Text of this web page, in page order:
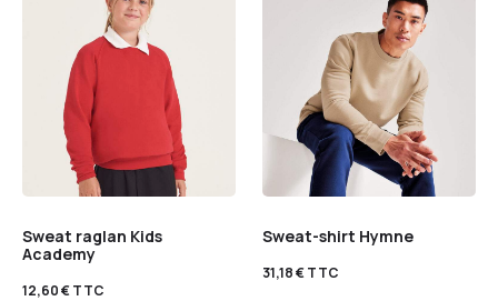
Sweat raglan Kids
Academy
12,60€TTC
Sweat-shirt Hymne
31,18€TTC